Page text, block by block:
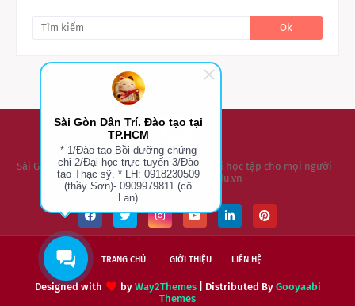
Sài Gòn Dân Trí - Đào Tạo Tại TPHCM- Cơ hội học tập cho mọi người -
Website: daihoctuxa.edu.vn
TRANG CHỦ GIỚI THIỆU LIÊN HỆ
Designed with by Way2Themes| Distributed By Gooyaabi
Themes
Sài Gòn Dân Trí. Đào tạo tại
TP.HCM
* 1/Đào tạo Bồi dưỡng chứng
chỉ 2/Đại học trực tuyến 3/Đào
tạo Thạc sỹ. * LH: 0918230509
(thầy Sơn)- 0909979811 (cô
Lan)